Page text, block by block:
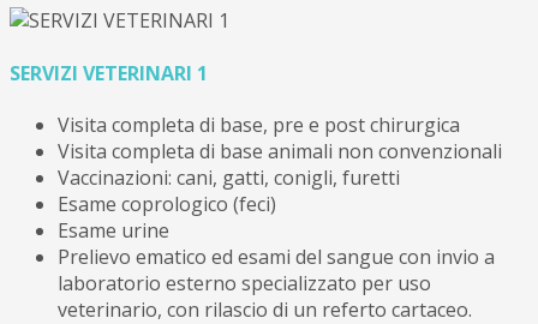
SERVIZI VETERINARI 1
Visita completa di base, pre e post chirurgica
Visita completa di base animali non convenzionali
Vaccinazioni: cani, gatti, conigli, furetti
Esame coprologico (feci)
Esame urine
Prelievo ematico ed esami del sangue con invio a
laboratorio esterno specializzato per uso
veterinario, con rilascio di un referto cartaceo.